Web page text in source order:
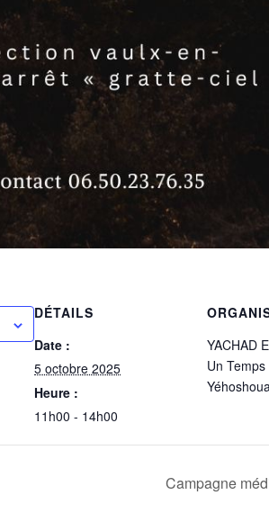
DÉTAILS
Date :
5 octobre 2025
Heure :
11h00 - 14h00
YACHAD
Un
Campagne